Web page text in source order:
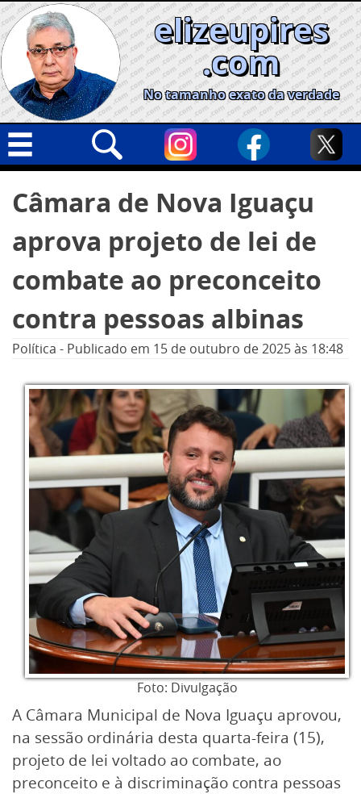
Skip
to
content
elizeupires
.com
No tamanho exato da verdade
Geral
Cidades
Opinião
Informe especial
por:
Câmara de Nova Iguaçu
aprova projeto de lei de
combate ao preconceito
contra pessoas albinas
Política - Publicado em 15 de outubro de 2025às 18:48
Foto: Divulgação
A Câmara Municipal de Nova Iguaçu aprovou,
na sessão ordinária desta quarta-feira (15),
projeto de lei voltado ao combate, ao
preconceito e à discriminação contra pessoas